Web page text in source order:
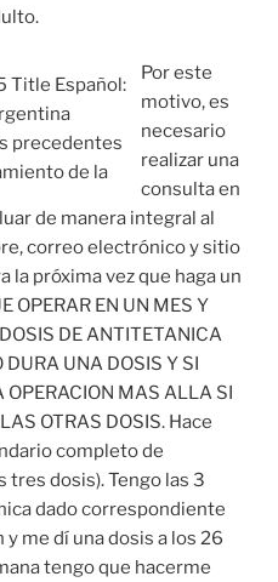
Por este
motivo, es
necesario
realizar una
consulta en
de manera integral al
correo electrónico y sitio
la próxima vez que haga un
OPERAR EN UN MES Y
DE ANTITETANICA
DURA UNA DOSIS Y SI
OPERACION MAS ALLA SI
OTRAS DOSIS. Hace
completo de
tres dosis). Tengo las 3
dado correspondiente
me dí una dosis a los 26
tengo que hacerme